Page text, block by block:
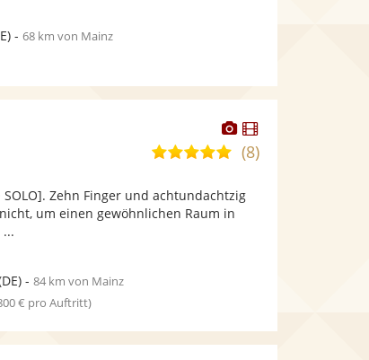
- 68 km von Mainz
Dieser
Künstler
stellt
bereit.
Dieser
Künstler
5,0
5
Sternen
(8)
Zehn Finger und achtundachtzig
um einen gewöhnlichen Raum in
- 84 km von Mainz
€ pro Auftritt)